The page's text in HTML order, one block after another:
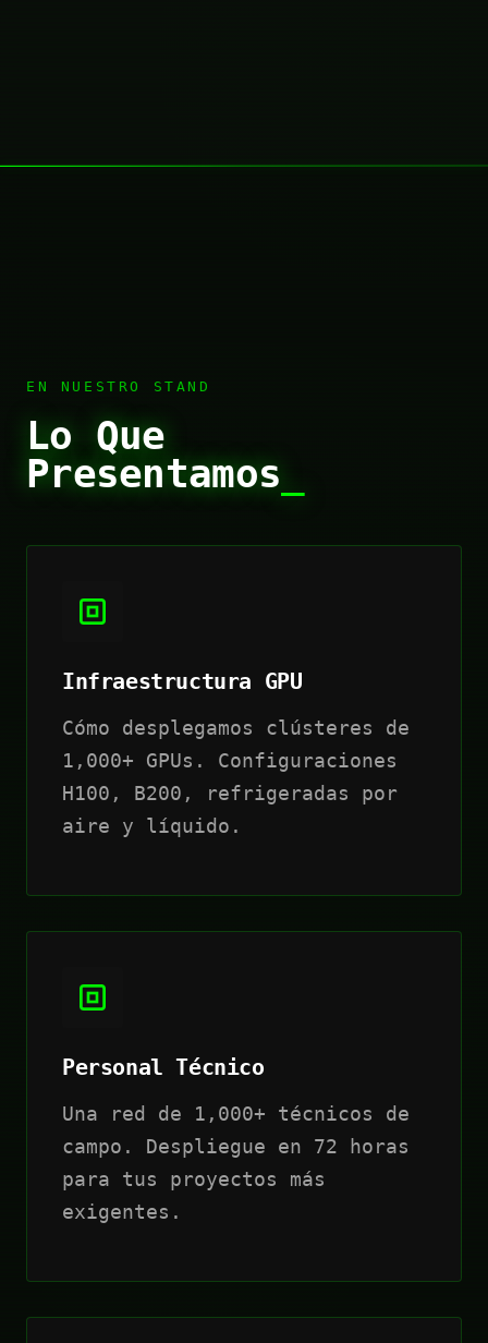
EN NUESTRO STAND
Lo Que
Presentamos
Infraestructura GPU
Cómo desplegamos clústeres de
1,000+ GPUs. Configuraciones
H100, B200, refrigeradas por
aire y líquido.
Personal Técnico
Una red de 1,000+ técnicos de
campo. Despliegue en 72 horas
para tus proyectos más
exigentes.